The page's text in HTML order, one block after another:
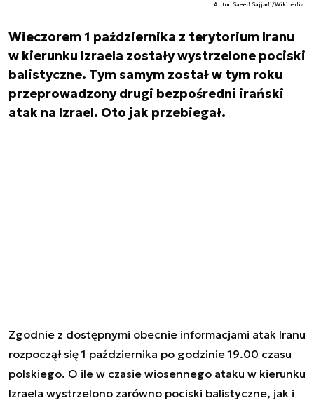
Autor. Saeed Sajjadi/Wikipedia
Wieczorem 1 października z terytorium Iranu
w kierunku Izraela zostały wystrzelone pociski
balistyczne. Tym samym został w tym roku
przeprowadzony drugi bezpośredni irański
atak na Izrael. Oto jak przebiegał.
Zgodnie z dostępnymi obecnie informacjami atak Iranu
rozpoczął się 1 października po godzinie 19.00 czasu
polskiego. O ile w czasie wiosennego ataku w kierunku
Izraela wystrzelono zarówno pociski balistyczne, jak i